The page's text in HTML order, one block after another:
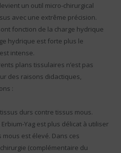
un outil micro-chirurgical
avec une extrême précision.
fonction de la charge hydrique
hydrique est forte plus le
intense.
plans tissulaires n’est pas
des raisons didactiques,
:
durs contre tissus mous.
Yag est plus délicat à utiliser
est élevé. Dans ces
(complémentaire du